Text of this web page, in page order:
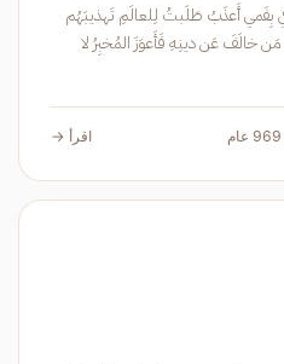
إِن عَذُبَ المَينُ بِأَفواهِكُم فَإِنَّ صِدقي بِفَمي أَعذَبُ طَلَبتُ لِلعالَمِ تَهذيبَهُم
وَالناسُ ما صُفّوا وَلا هُذِّبوا سَأَلتُ مَن خالَفَ عَن دينِهِ فَأَعوَزَ المُخبِرُ لا
اقرأ →